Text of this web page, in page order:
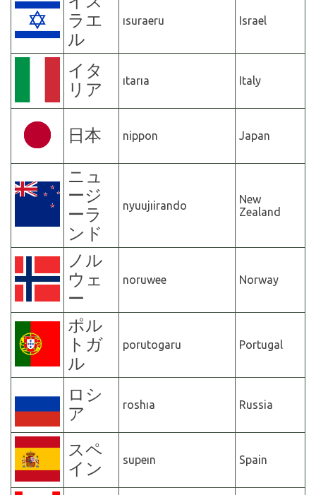
ラエ
ル
ısuraeru Israel
イタ
リア
ıtarıa Italy
日本 nippon Japan
ニュ
ージ
ーラ
ンド
nyuujıirando
New
Zealand
ノル
ウェ
ー
noruwee Norway
ポル
トガ
ル
porutogaru Portugal
ロシ
ア
roshıa Russia
スペ
イン
supeın Spain